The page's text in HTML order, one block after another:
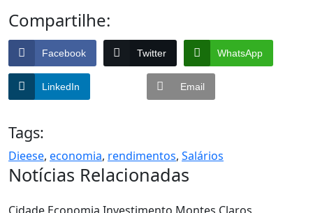
Compartilhe:
Facebook Twitter WhatsApp
LinkedIn Email
Tags:
Dieese, economia, rendimentos, Salários
Notícias Relacionadas